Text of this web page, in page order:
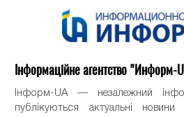
Інформаційне агентство "Информ-
Інформ-UA — незалежний
публікуються актуальні